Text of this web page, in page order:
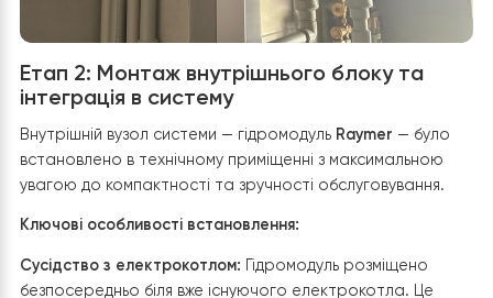
ризик утворення криги під блоком — мінімальним.